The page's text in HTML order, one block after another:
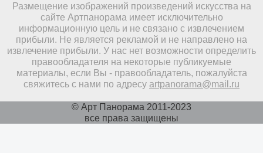
Размещение изображений произведений искусства на
сайте Артпанорама имеет исключительно
информационную цель и не связано с извлечением
прибыли. Не является рекламой и не направлено на
извлечение прибыли. У нас нет возможности определить
правообладателя на некоторые публикуемые
материалы, если Вы - правообладатель, пожалуйста
свяжитесь с нами по адресу artpanorama@mail.ru
© Арт Панорама 2011-2023
все права защищены